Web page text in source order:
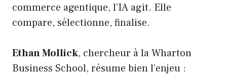
commerce agentique, l’IA agit. Elle
compare, sélectionne, finalise.
Ethan Mollick, chercheur à la Wharton
Business School, résume bien l’enjeu :